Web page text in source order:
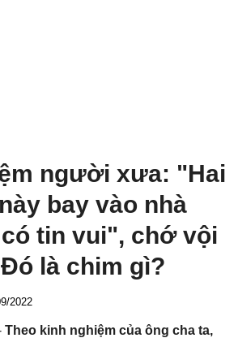
người xưa: "Hai
bay vào nhà
tin vui", chớ vội
là chim gì?
2022
Theo kinh nghiệm của ông cha ta,